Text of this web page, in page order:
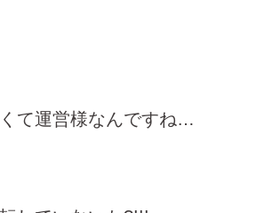
て運営様なんですね…